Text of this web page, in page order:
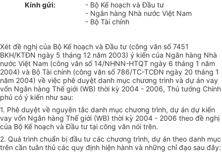
Kính gửi:
- Bộ Kế hoạch và Đầu tư
- Ngân hàng Nhà nước Việt Nam
- Bộ Tài chính
Xét đề nghị của Bộ Kế hoạch và Đầu tư (công văn số 7451
BKH/KTĐN ngày 5 tháng 12 năm 2003) ý kiến của Ngân hàng Nhà
nước Việt Nam (công văn số 14/NHNN-HTQT ngày 6 tháng 1 năm
2004) và Bộ Tài chính (công văn số 786/TC-TCĐN ngày 20 tháng 1
năm 2004) về việc phê duyệt danh mục chương trình và dự án vay
vốn Ngân hàng Thế giới (WB) thời kỳ 2004 - 2006, Thủ tướng Chính
phủ có ý kiến như sau:
1. Phê duyệt về nguyên tắc danh mục chương trình, dự án dự kiến
vay vốn Ngân hàng Thế giới (WB) thời kỳ 2004 - 2006 theo đề nghị
của Bộ Kế hoạch và Đầu tư tại công văn nói trên.
2. Quá trình chuẩn bị đầu tư các chương trình, dự án theo danh mục
trên cần tuân thủ các quy định hiện hành và những chỉ đạo sau đây: